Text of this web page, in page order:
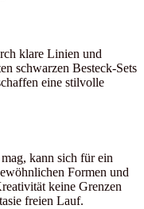
klare Linien und
schwarzen Besteck-Sets
eine stilvolle
kann sich für ein
Formen und
keine Grenzen
freien Lauf.